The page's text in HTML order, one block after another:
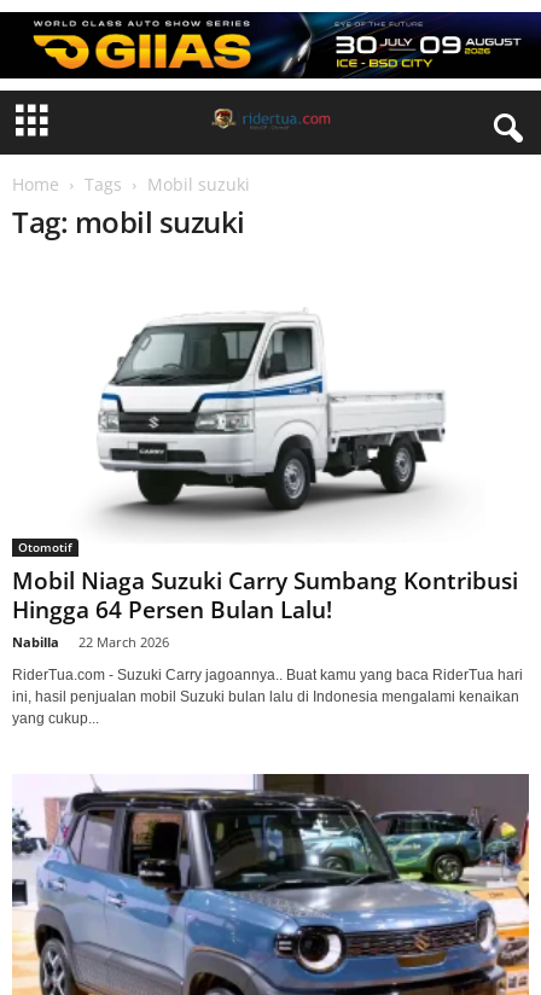
Home Tags Mobil suzuki
Tag: mobil suzuki
Otomotif
Mobil Niaga Suzuki Carry Sumbang Kontribusi
Hingga 64 Persen Bulan Lalu!
Nabilla 22 March 2026
RiderTua.com - Suzuki Carry jagoannya.. Buat kamu yang baca RiderTua hari
ini, hasil penjualan mobil Suzuki bulan lalu di Indonesia mengalami kenaikan
yang cukup...